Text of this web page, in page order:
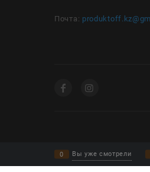
Почта:
0 Вы уже смотрели